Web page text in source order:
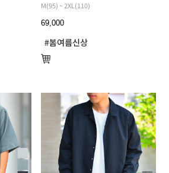
M(95) ~ 2XL(110)
69,000